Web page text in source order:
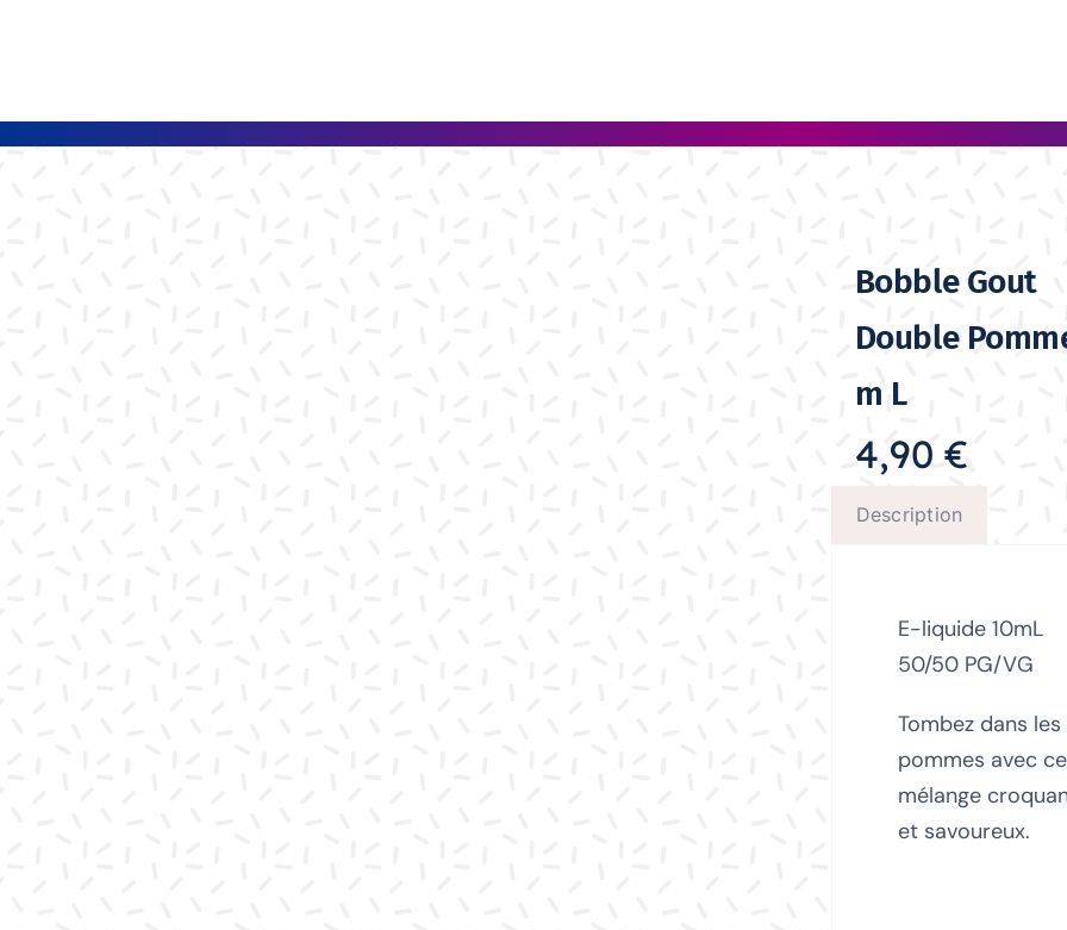
Bobble Gout
Double
m L
4,90 €
Description
E-liquide 10mL
50/50 PG/VG
Tombez dans les
pommes avec ce
mélange
et savoureux.